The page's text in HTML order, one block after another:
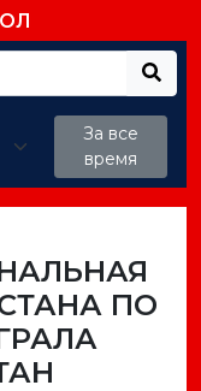
За все
время
ПО